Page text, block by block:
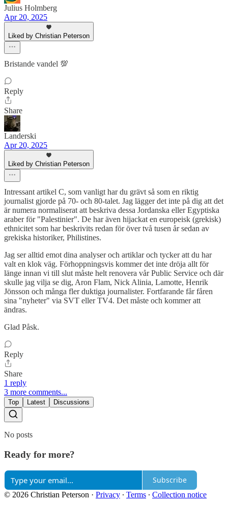
Julius Holmberg
Apr 20, 2025
Liked by Christian Peterson
Bristande vandel 💯
Reply
Share
Landerski
Apr 20, 2025
Liked by Christian Peterson
Intressant artikel C, som vanligt har du grävt så som en riktig
journalist gjorde på 70- och 80-talet. Jag lägger det inte på dig att det
är numera normaliserat att beskriva dessa Jordanska eller Egyptiska
araber för "Palestinier". De har även hijackat en europeisk (grekisk)
ethnicitet som har beskrivits redan för över två tusen år sedan av
grekiska historiker, Philistines.
Jag ser alltid emot dina analyser och artiklar och tycker att du har
valt en klok väg. Förhoppningsvis kommer det inte dröja allt för
länge innan vi till slut måste helt renovera vår Public Service och där
skulle jag vilja se dig, Aron Flam, Nick Alinia, Lamotte, Henrik
Jönsson och många fler duktiga journalister. Fortfarande får fåren
sina "nyheter" via SVT eller TV4. Det måste och kommer att
ändras.
Glad Påsk.
Reply
Share
1 reply
3 more comments...
Top Latest Discussions
No posts
Ready for more?
Subscribe
© 2026 Christian Peterson · Privacy ∙ Terms ∙ Collection notice